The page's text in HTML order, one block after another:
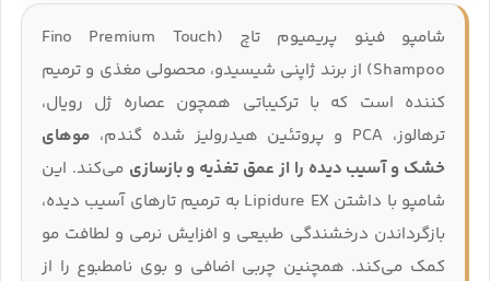
شامپو فینو پریمیوم تاچ (Fino Premium Touch
Shampoo) از برند ژاپنی شیسیدو، محصولی مغذی و ترمیم‌
کننده است که با ترکیباتی همچون عصاره ژل رویال،
ترهالوز، PCA و پروتئین هیدرولیز شده گندم،
موهای
خشک و آسیب‌ دیده را از عمق تغذیه و بازسازی می‌کند. این
شامپو با داشتن Lipidure EX به ترمیم تارهای آسیب‌ دیده،
بازگرداندن درخشندگی طبیعی و افزایش نرمی و لطافت مو
کمک می‌کند. همچنین چربی اضافی و بوی نامطبوع را از